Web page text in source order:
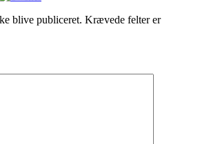
blive publiceret. Krævede felter er